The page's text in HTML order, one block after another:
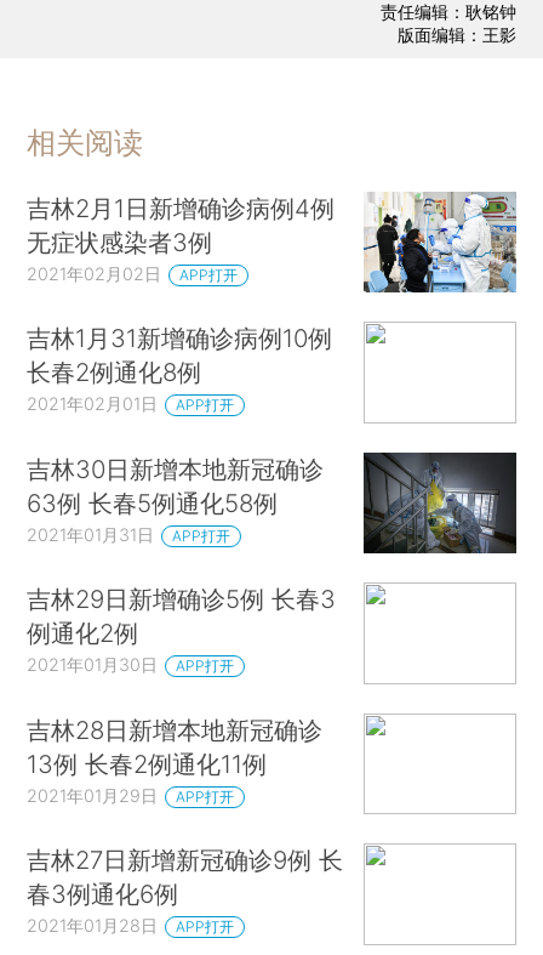
责任编辑：耿铭钟
版面编辑：王影
相关阅读
吉林2月1日新增确诊病例4例
无症状感染者3例
2021年02月02日 APP打开
吉林1月31新增确诊病例10例
长春2例通化8例
2021年02月01日 APP打开
吉林30日新增本地新冠确诊
63例 长春5例通化58例
2021年01月31日 APP打开
吉林29日新增确诊5例 长春3
例通化2例
2021年01月30日 APP打开
吉林28日新增本地新冠确诊
13例 长春2例通化11例
2021年01月29日 APP打开
吉林27日新增新冠确诊9例 长
春3例通化6例
2021年01月28日 APP打开